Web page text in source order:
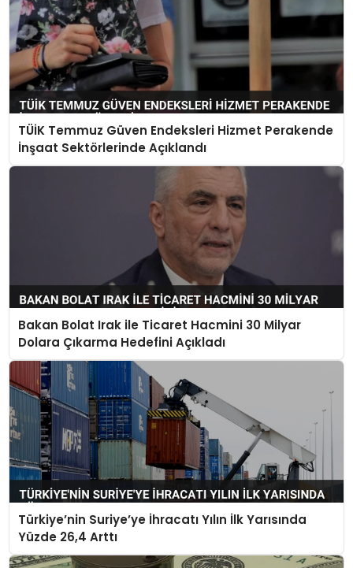
TÜİK Temmuz Güven Endeksleri Hizmet Perakende
İnşaat Sektörlerinde Açıklandı
Bakan Bolat Irak ile Ticaret Hacmini 30 Milyar
Dolara Çıkarma Hedefini Açıkladı
Türkiye’nin Suriye’ye İhracatı Yılın İlk Yarısında
Yüzde 26,4 Arttı